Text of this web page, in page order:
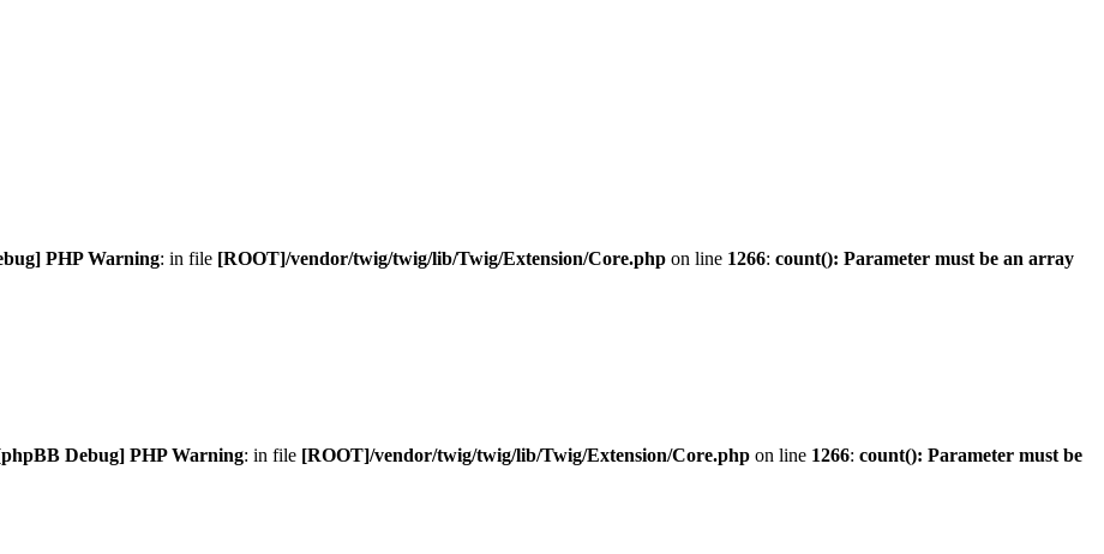
PHP Warning: in file [ROOT]/vendor/twig/twig/lib/Twig/Extension/Core.php on line 1266: count(): Parameter must be an array
[phpBB Debug] PHP Warning: in file [ROOT]/vendor/twig/twig/lib/Twig/Extension/Core.php on line 1266: count(): Parameter must be